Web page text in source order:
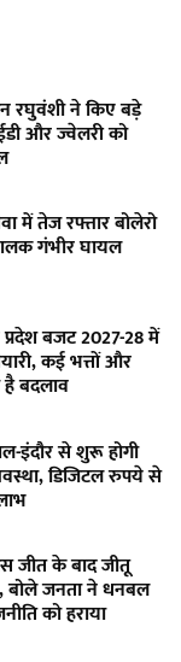
रघुवंशी ने किए बड़े
और ज्वेलरी को
में तेज रफ्तार बोलेरो
गंभीर घायल
बजट 2027-28 में
कई भत्तों और
है बदलाव
इंदौर से शुरू होगी
डिजिटल रुपये से
जीत के बाद जीतू
बोले जनता ने धनबल
को हराया